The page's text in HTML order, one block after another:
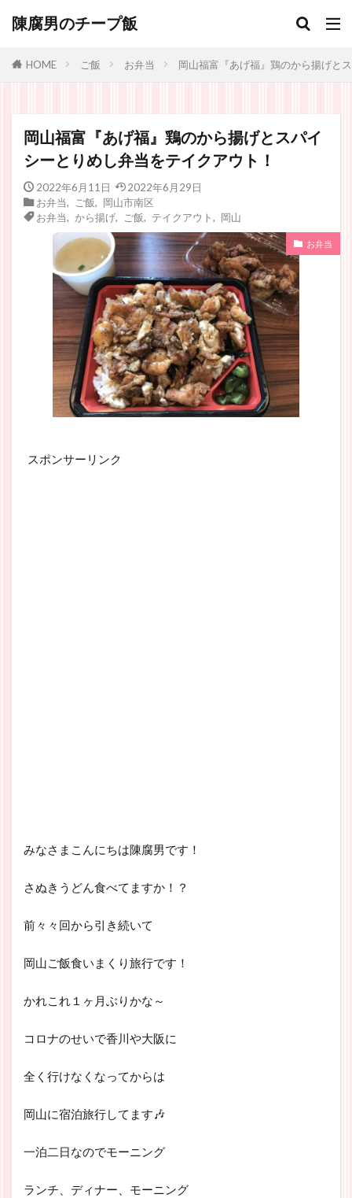
陳腐男のチープ飯
HOME ご飯 お弁当 岡山福富『あげ福』鶏のから揚げと
岡山福富『あげ福』鶏のから揚げとスパイ
シーとりめし弁当をテイクアウト！
2022年6月11日
2022年6月29日
お弁当
ご飯
岡山市南区
お弁当
から揚げ, ご飯 テイクアウト 岡山
お弁当
スポンサーリンク
みなさまこんにちは陳腐男です！
さぬきうどん食べてますか！？
前々々回から引き続いて
岡山ご飯食いまくり旅行です！
かれこれ１ヶ月ぶりかな～
コロナのせいで香川や大阪に
全く行けなくなってからは
岡山に宿泊旅行してます🎶
一泊二日なのでモーニング
ランチ、ディナー、モーニング